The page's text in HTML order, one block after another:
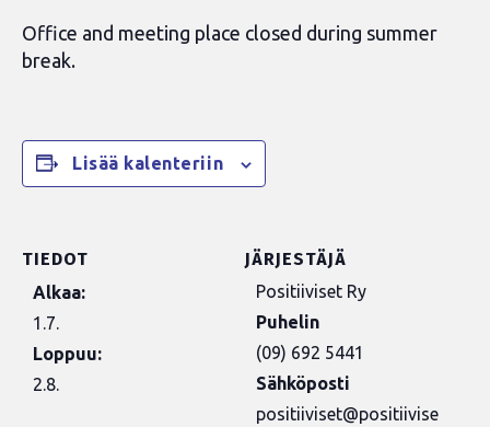
Office and meeting place closed during summer
break.
Lisää kalenteriin
TIEDOT
Alkaa:
1.7.
Loppuu:
2.8.
JÄRJESTÄJÄ
Positiiviset Ry
Puhelin
(09) 692 5441
Sähköposti
positiiviset@positiivise